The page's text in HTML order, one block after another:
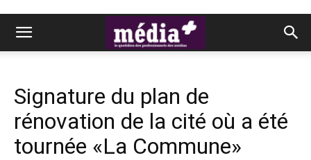
Signature du plan de
rénovation de la cité où a été
tournée «La Commune»